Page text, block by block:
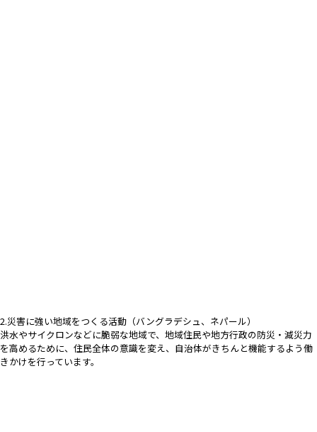
2.災害に強い地域をつくる活動（バングラデシュ、ネパール）
洪水やサイクロンなどに脆弱な地域で、地域住民や地方行政の防災・減災力
を高めるために、住民全体の意識を変え、自治体がきちんと機能するよう働
きかけを行っています。